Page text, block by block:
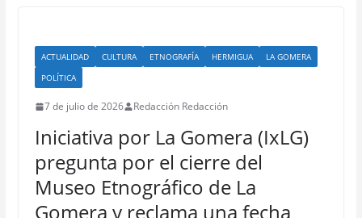
ACTUALIDAD CULTURA ETNOGRAFÍA HERMIGUA
LA GOMERA
POLÍTICA
7 de julio de 2026 Redacción Redacción
Iniciativa por La Gomera (IxLG)
pregunta por el cierre del
Museo Etnográfico de La
Gomera y reclama una fecha